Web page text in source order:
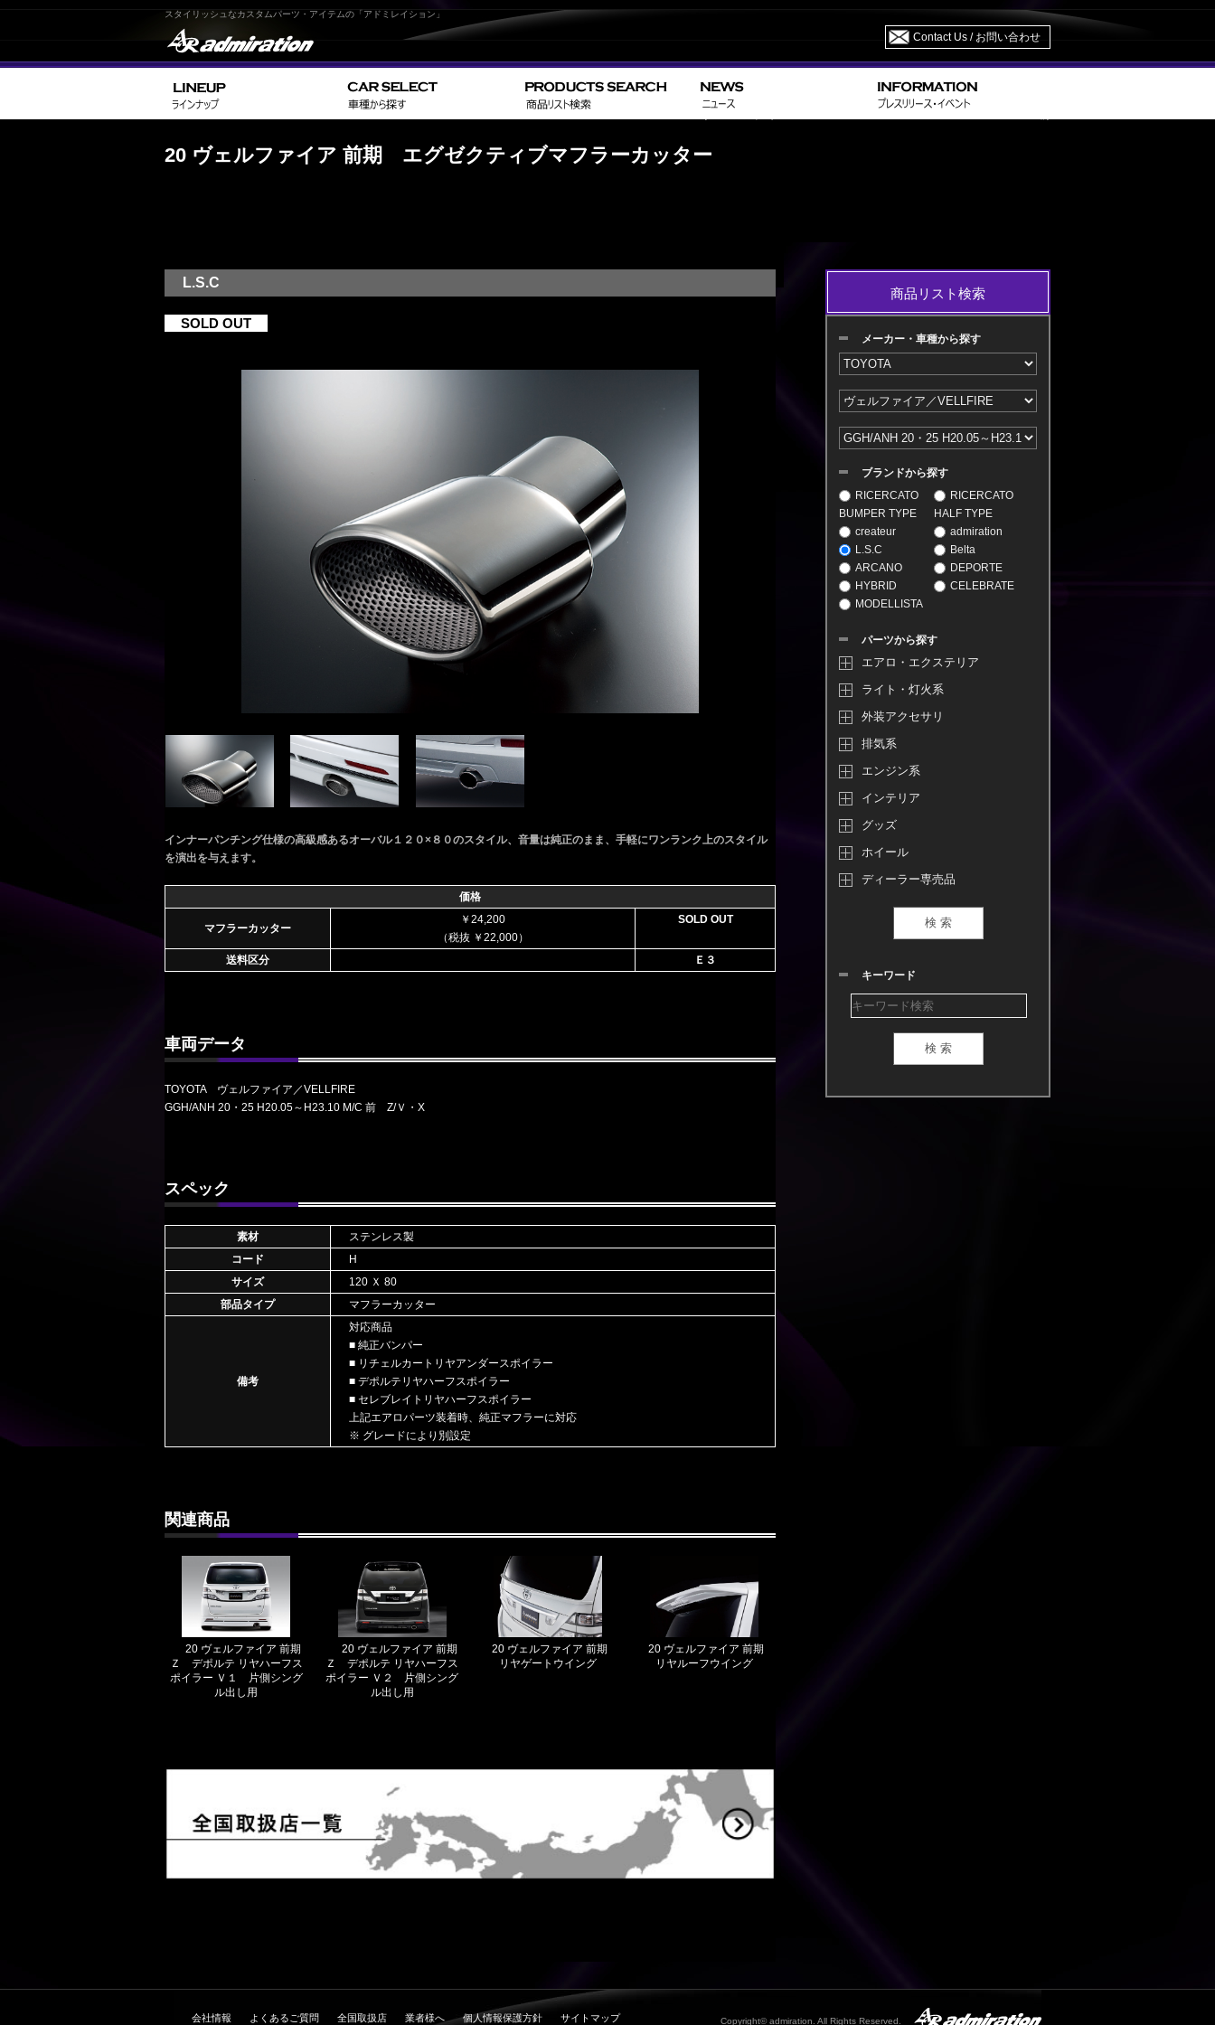
スタイリッシュなカスタムパーツ・アイテムの「アドミレイション」
Contact Us / お問い合わせ
20 ヴェルファイア 前期 エグゼクティブマフラーカッター
L.S.C
SOLD OUT
インナーパンチング仕様の高級感あるオーバル１２０×８０のスタイル、音量は純正のまま、手軽にワンランク上のスタイル
を演出を与えます。
価格
マフラーカッター
￥24,200
（税抜 ￥22,000）
SOLD OUT
送料区分 Ｅ３
車両データ
TOYOTA ヴェルファイア／VELLFIRE
GGH/ANH 20・25 H20.05～H23.10 M/C 前 Z/Ｖ・X
スペック
素材
ステンレス製
コード
H
サイズ
120 Ｘ 80
部品タイプ
マフラーカッター
備考
対応商品
■ 純正バンパー
■ リチェルカートリヤアンダースポイラー
■ デポルテリヤハーフスポイラー
■ セレブレイトリヤハーフスポイラー
上記エアロパーツ装着時、純正マフラーに対応
※ グレードにより別設定
関連商品
20 ヴェルファイア 前期
Ｚ デポルテ リヤハーフス
ポイラー Ｖ１ 片側シング
ル出し用
20 ヴェルファイア 前期
Ｚ デポルテ リヤハーフス
ポイラー Ｖ２ 片側シング
ル出し用
20 ヴェルファイア 前期
リヤゲートウイング
20 ヴェルファイア 前期
リヤルーフウイング
商品リスト検索
メーカー・車種から探す
ブランドから探す
RICERCATO
BUMPER TYPE
RICERCATO
HALF TYPE
createur
admiration
L.S.C
Belta
ARCANO
DEPORTE
HYBRID
CELEBRATE
MODELLISTA
パーツから探す
エアロ・エクステリア
ライト・灯火系
外装アクセサリ
排気系
エンジン系
インテリア
グッズ
ホイール
ディーラー専売品
キーワード
会社情報 よくあるご質問 全国取扱店 業者様へ 個人情報保護方針 サイトマップ Copyright© admiration. All Rights Reserved.